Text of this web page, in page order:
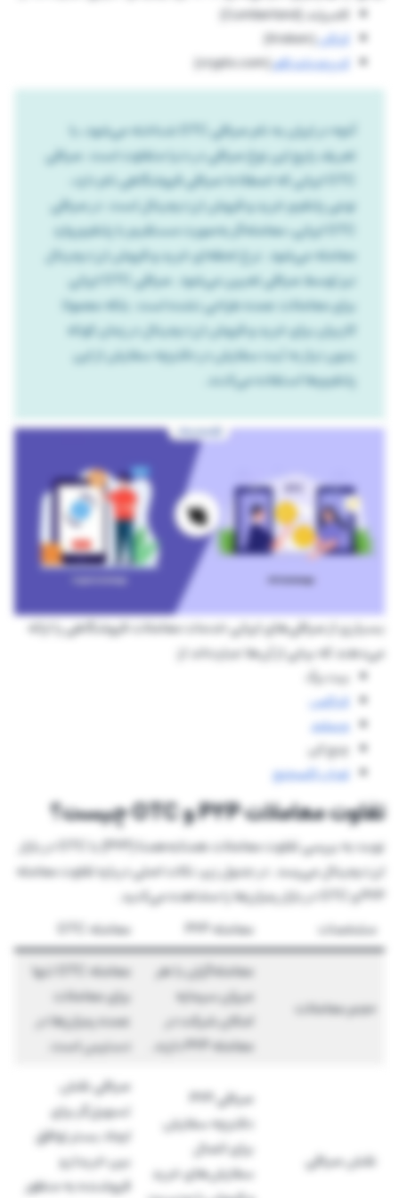
کامبرلند (Cumberland)
کراکن(Kraken)
کریپتو دات کام(crypto.com)
آنچه در ایران به نام صرافی OTC شناخته می‌شود، با
تعریف رایج این نوع صرافی در دنیا متفاوت است. صرافی
OTC ایرانی که اصطلاحا صرافی فروشگاهی نام دارد،
نوعی پلتفرم خرید و فروش ارز دیجیتال است. در صرافی
OTC ایرانی، معامله‌گر به‌صورت مستقیم با پلتفرم وارد
معامله می‌شود. نرخ لحظه‌ای خرید و فروش ارز دیجیتال
نیز توسط صرافی تعیین می‌شود. صرافی OTC ایرانی
برای معاملات عمده طراحی نشده است. بلکه معمولا
کاربران برای خرید و فروش ارز دیجیتال در زمان کوتاه
بدون نیاز به ثبت سفارش در دفترچه سفارش از این
پلتفرم‌ها استفاده می‌کنند.
بسیاری از صرافی‌های ایرانی خدمات معاملات فروشگاهی را ارائه
می‌دهند که برخی از آن‌ها عبارت‌اند از:‌
بیت برگ
اتراکس
ورسلند
چنج کن
تهران اکسچنج
تفاوت معاملات P2P و OTC چیست؟
نوبت به بررسی تفاوت معاملات همتابه‌همتا (P2P) با OTC در بازار
ارز دیجیتال می‌رسد. در جدول زیر، نکات اصلی درباره تفاوت معامله
P2P و OTC در بازار رمزارزها را مشاهده می‌کنید.
مشخصات
معامله P2P معامله OTC
حجم معاملات
معامله‌گران با هر
میزان سرمایه
امکان شرکت در
معامله P2P دارند.
معامله OTC تنها
برای معاملات
عمده رمزارزها در
دسترس است.
نقش صرافی
صرافی P2P
دفترچه سفارش
برای اتصال
سفارش‌های خرید
صرافی نقش
تسهیل‌گر برای
ایجاد بستر توافق
بین خریدار و
فروشنده به منظور